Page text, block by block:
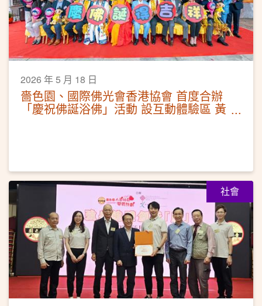
2026 年 5 月 18 日
嗇色園、國際佛光會香港協會 首度合辦
「慶祝佛誕浴佛」活動 設互動體驗區 黃
社會